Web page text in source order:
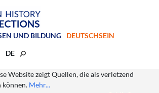
UND BILDUNG DEUTSCHSEIN
DE
Website zeigt Quellen, die als verletzend
können. Mehr...